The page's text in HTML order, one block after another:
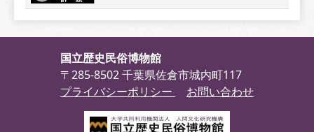
国立歴史民俗博物館
〒285-8502 千葉県佐倉市城内町117
プライバシーポリシー
お問い合わせ